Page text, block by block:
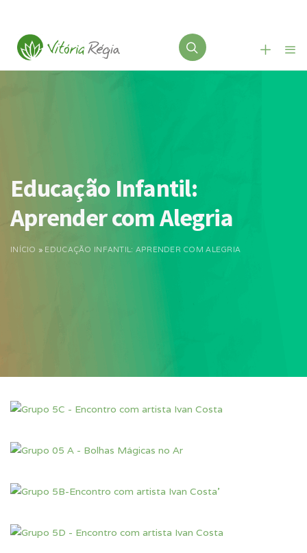
Educação Infantil:
Aprender com Alegria
INÍCIO » EDUCAÇÃO INFANTIL: APRENDER COM ALEGRIA